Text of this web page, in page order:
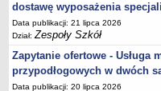
dostawę wyposażenia
Data publikacji: 21 lipca 2026
Dział:Zespoły Szkół
Zapytanie ofertowe - Usługa
przypodłogowych w dwóch
Data publikacji: 20 lipca 2026